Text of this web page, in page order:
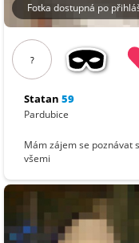
Fotka dostupná po
?
Statan 59
Pardubice
Mám zájem se poznávat
všemi